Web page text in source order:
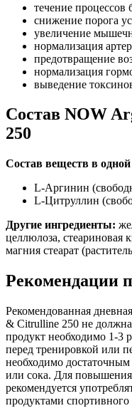
течение процессов
снижение порога
увеличение
нормализация
предотвращение
нормализация
выведение
Состав NOW
250
Состав веществ в
L-Аргинин
L-Цитруллин
Другие ингредиенты:
целлюлоза, стеариновая
магния стеарат
Рекомендации
Рекомендованная
& Citrulline 250 не
продукт необходимо 1-3
перед тренировкой или
необходимо
или сока. Для
рекомендуется
продуктами